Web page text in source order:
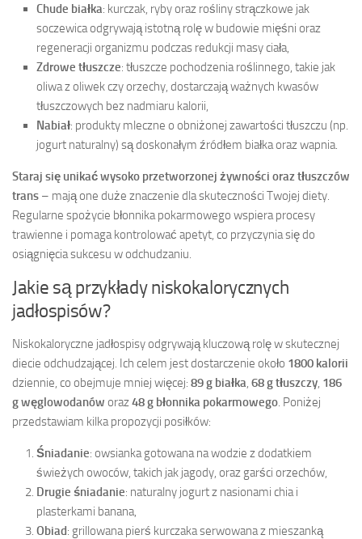
Chude białka: kurczak, ryby oraz rośliny strączkowe jak
soczewica odgrywają istotną rolę w budowie mięśni oraz
regeneracji organizmu podczas redukcji masy ciała,
Zdrowe tłuszcze: tłuszcze pochodzenia roślinnego, takie jak
oliwa z oliwek czy orzechy, dostarczają ważnych kwasów
tłuszczowych bez nadmiaru kalorii,
Nabiał: produkty mleczne o obniżonej zawartości tłuszczu (np.
jogurt naturalny) są doskonałym źródłem białka oraz wapnia.
Staraj się unikać wysoko przetworzonej żywności oraz tłuszczów
trans – mają one duże znaczenie dla skuteczności Twojej diety.
Regularne spożycie błonnika pokarmowego wspiera procesy
trawienne i pomaga kontrolować apetyt, co przyczynia się do
osiągnięcia sukcesu w odchudzaniu.
Jakie są przykłady niskokalorycznych
jadłospisów?
Niskokaloryczne jadłospisy odgrywają kluczową rolę w skutecznej
diecie odchudzającej. Ich celem jest dostarczenie około 1800 kalorii
dziennie, co obejmuje mniej więcej: 89 g białka 68 g tłuszczy 186
g węglowodanów oraz48 g błonnika pokarmowego . Poniżej
przedstawiam kilka propozycji posiłków:
Śniadanie: owsianka gotowana na wodzie z dodatkiem
świeżych owoców, takich jak jagody, oraz garści orzechów,
Drugie śniadanie: naturalny jogurt z nasionami chia i
plasterkami banana,
Obiad: grillowana pierś kurczaka serwowana z mieszanką